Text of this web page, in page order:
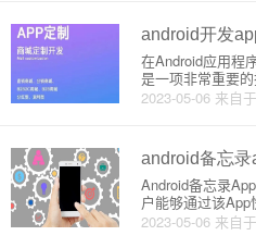
流、分享信息和
android开发
2023-05-06 来自于
在Android应用程
是一项非常重要
id开发中实现应用
个方面：1.
android备忘
2023-05-06 来自于
Android备忘录
户能够通过该
项，而且可以设
作。本文将详细